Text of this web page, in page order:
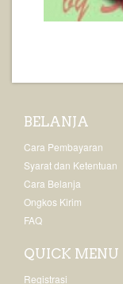
BELANJA
Cara Pembayaran
Syarat dan Ketentuan
Cara Belanja
Ongkos Kirim
FAQ
QUICK MENU
Registrasi